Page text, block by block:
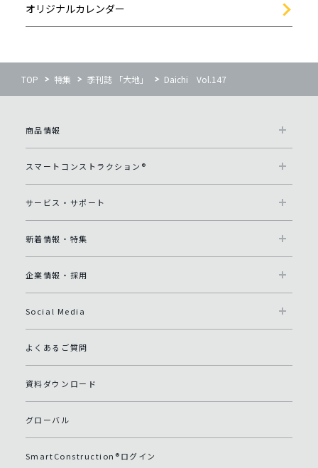
オリジナルカレンダー
TOP 特集 季刊誌 「大地」 Daichi Vol.147
商品情報
スマートコンストラクション®
サービス・サポート
新着情報・特集
企業情報・採用
Social Media
よくあるご質問
資料ダウンロード
グローバル
SmartConstruction®ログイン